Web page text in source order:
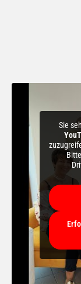
Sie